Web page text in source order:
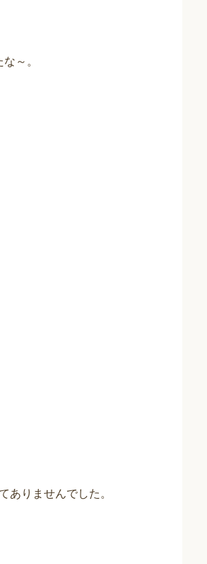
～。
ありませんでした。